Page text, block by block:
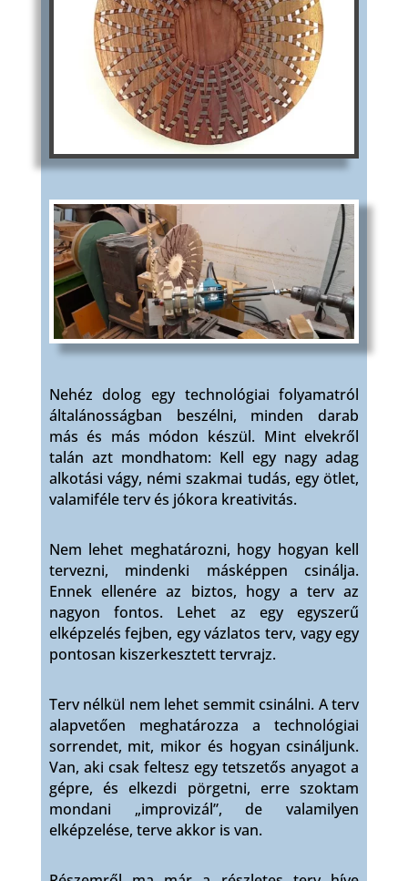
Nehéz dolog egy technológiai folyamatról
általánosságban beszélni, minden darab
más és más módon készül. Mint elvekről
talán azt mondhatom: Kell egy nagy adag
alkotási vágy, némi szakmai tudás, egy ötlet,
valamiféle terv és jókora kreativitás.
Nem lehet meghatározni, hogy hogyan kell
tervezni, mindenki másképpen csinálja.
Ennek ellenére az biztos, hogy a terv az
nagyon fontos. Lehet az egy egyszerű
elképzelés fejben, egy vázlatos terv, vagy egy
pontosan kiszerkesztett tervrajz.
Terv nélkül nem lehet semmit csinálni. A terv
alapvetően meghatározza a technológiai
sorrendet, mit, mikor és hogyan csináljunk.
Van, aki csak feltesz egy tetszetős anyagot a
gépre, és elkezdi pörgetni, erre szoktam
mondani „improvizál”, de valamilyen
elképzelése, terve akkor is van.